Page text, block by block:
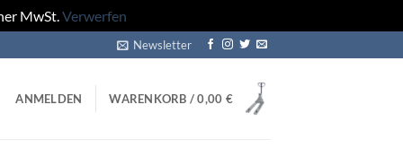
MwSt.Verwerfen
Newsletter
ANMELDEN WARENKORB /0,00 €